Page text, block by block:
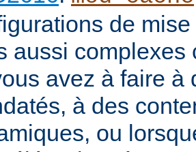
de
aussi complexes
avez à faire à
à des
ou